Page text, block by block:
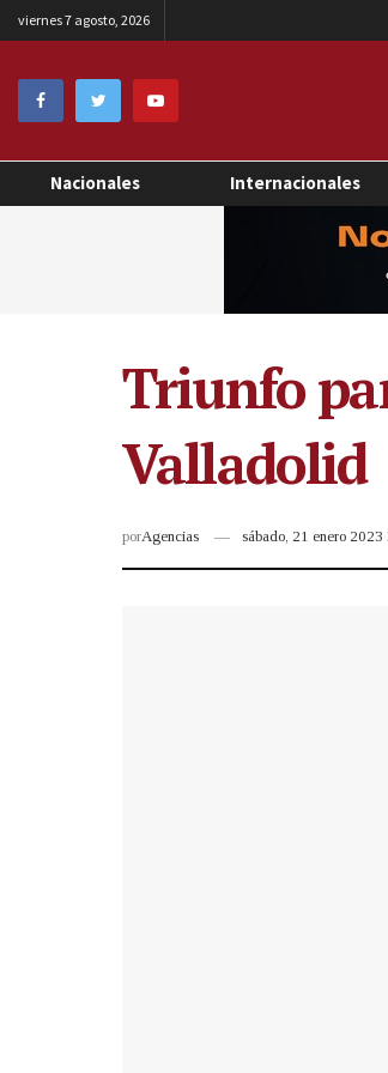
viernes 7 agosto, 2026
Nacionales Internacionales
Triunfo
Valladolid
porAgencias sábado, 21 enero